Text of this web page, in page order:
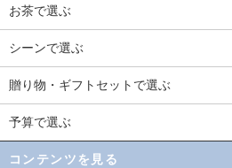
お茶で選ぶ
シーンで選ぶ
贈り物・ギフトセットで選ぶ
予算で選ぶ
コンテンツを見る